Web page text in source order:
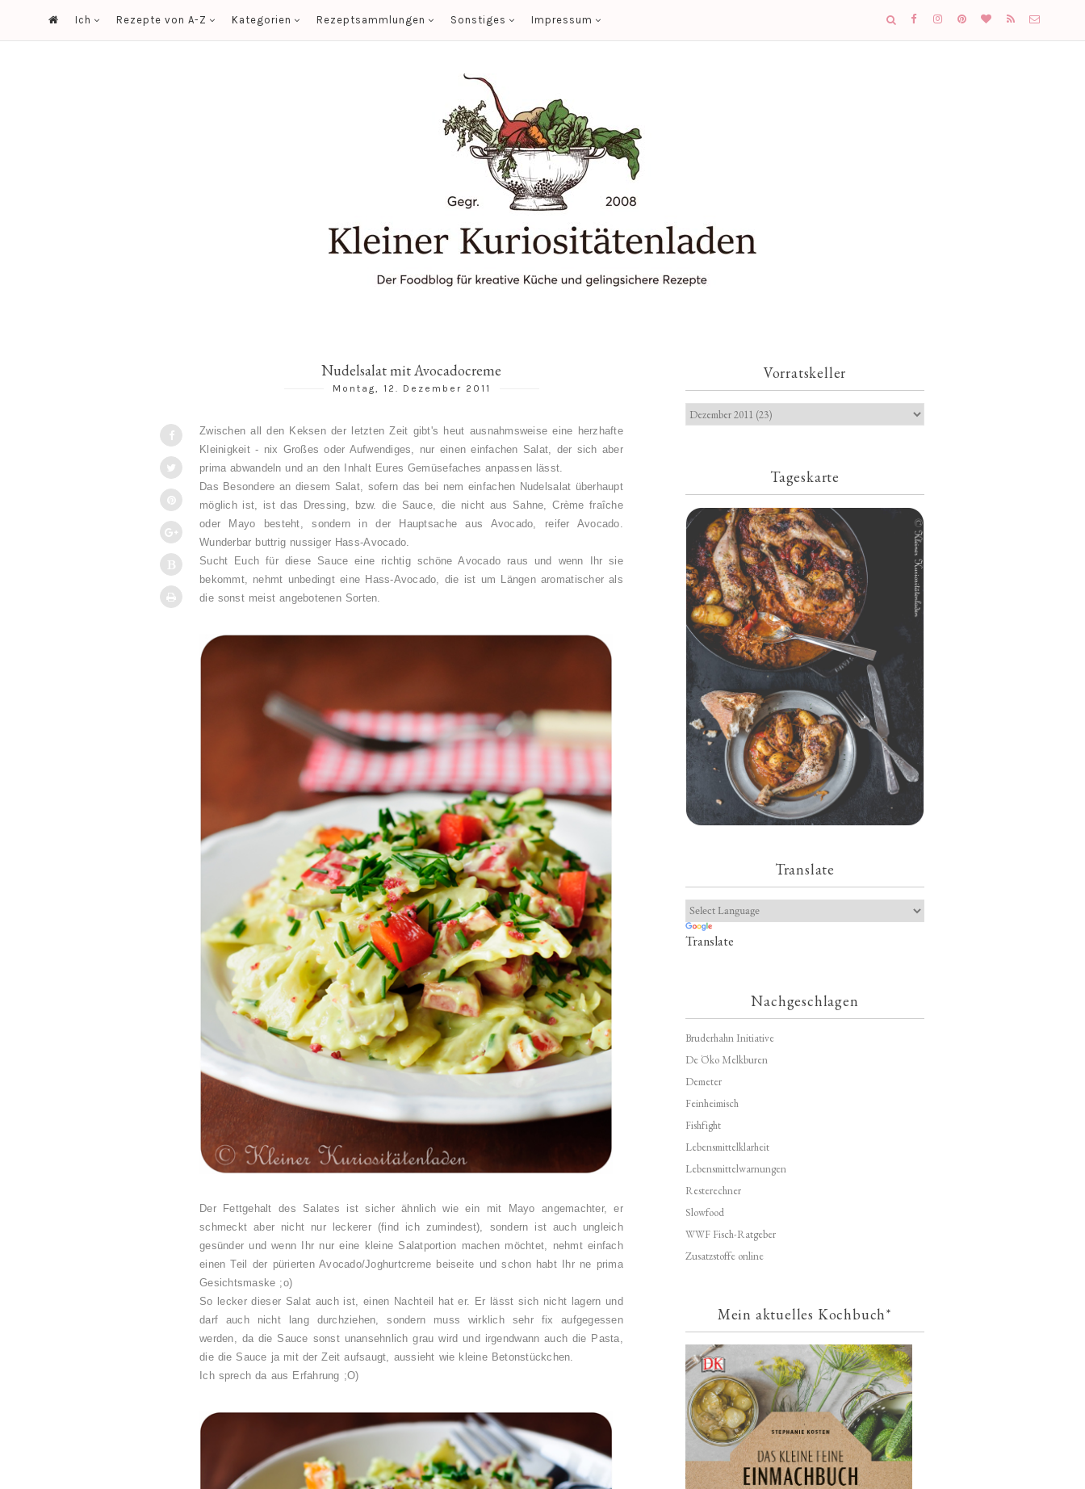
Ich Rezepte von A-Z Kategorien Rezeptsammlungen Sonstiges Impressum
Nudelsalat mit Avocadocreme
Montag, 12. Dezember 2011
Zwischen all den Keksen der letzten Zeit gibt's heut ausnahmsweise eine herzhafte
Kleinigkeit - nix Großes oder Aufwendiges, nur einen einfachen Salat, der sich aber
prima abwandeln und an den Inhalt Eures Gemüsefaches anpassen lässt.
Das Besondere an diesem Salat, sofern das bei nem einfachen Nudelsalat überhaupt
möglich ist, ist das Dressing, bzw. die Sauce, die nicht aus Sahne, Crème fraîche
oder Mayo besteht, sondern in der Hauptsache aus Avocado, reifer Avocado.
Wunderbar buttrig nussiger Hass-Avocado.
Sucht Euch für diese Sauce eine richtig schöne Avocado raus und wenn Ihr sie
bekommt, nehmt unbedingt eine Hass-Avocado, die ist um Längen aromatischer als
die sonst meist angebotenen Sorten.
Der Fettgehalt des Salates ist sicher ähnlich wie ein mit Mayo angemachter, er
schmeckt aber nicht nur leckerer (find ich zumindest), sondern ist auch ungleich
gesünder und wenn Ihr nur eine kleine Salatportion machen möchtet, nehmt einfach
einen Teil der pürierten Avocado/Joghurtcreme beiseite und schon habt Ihr ne prima
Gesichtsmaske ;o)
So lecker dieser Salat auch ist, einen Nachteil hat er. Er lässt sich nicht lagern und
darf auch nicht lang durchziehen, sondern muss wirklich sehr fix aufgegessen
werden, da die Sauce sonst unansehnlich grau wird und irgendwann auch die Pasta,
die die Sauce ja mit der Zeit aufsaugt, aussieht wie kleine Betonstückchen.
Ich sprech da aus Erfahrung ;O)
Vorratskeller
Tageskarte
Geschmorte Hähnchenschenkel auf
Paprikakraut und kleinen Kartoffeln
Translate
Translate
Nachgeschlagen
Bruderhahn Initiative
De Öko Melkburen
Demeter
Feinheimisch
Fishfight
Lebensmittelklarheit
Lebensmittelwarnungen
Resterechner
Slowfood
WWF Fisch-Ratgeber
Zusatzstoffe online
Mein aktuelles Kochbuch*